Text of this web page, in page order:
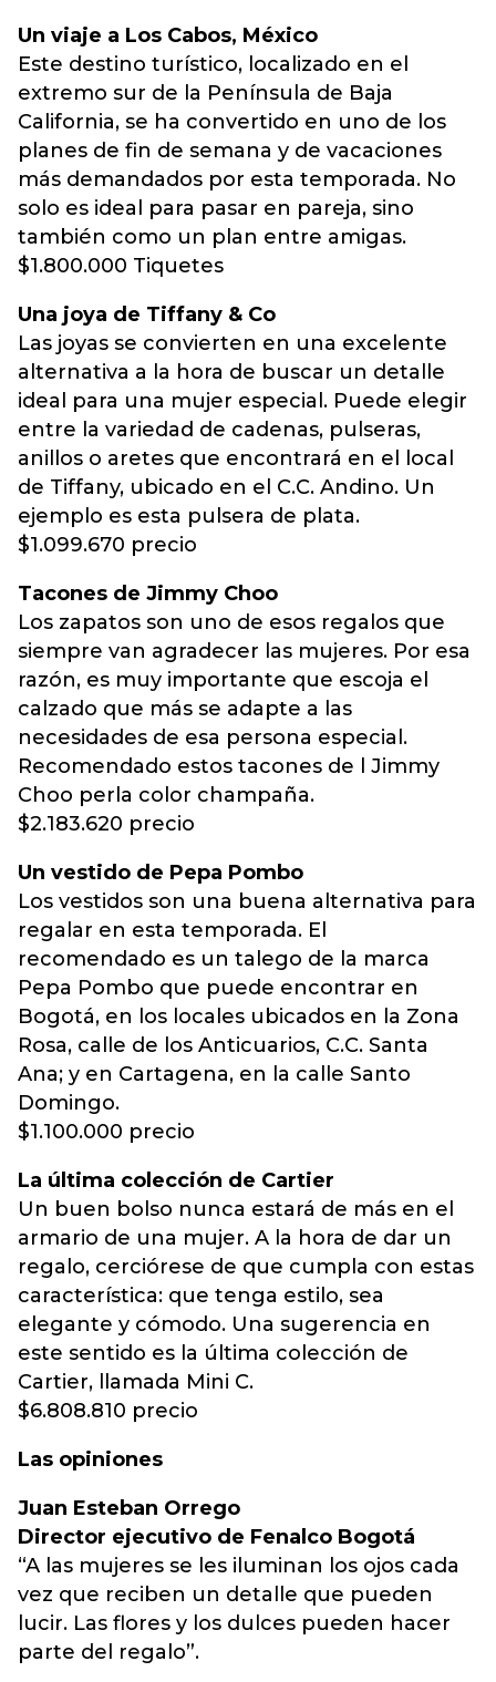
Un viaje a Los Cabos, México
Este destino turístico, localizado en el
extremo sur de la Península de Baja
California, se ha convertido en uno de los
planes de fin de semana y de vacaciones
más demandados por esta temporada. No
solo es ideal para pasar en pareja, sino
también como un plan entre amigas.
$1.800.000 Tiquetes
Una joya de Tiffany & Co
Las joyas se convierten en una excelente
alternativa a la hora de buscar un detalle
ideal para una mujer especial. Puede elegir
entre la variedad de cadenas, pulseras,
anillos o aretes que encontrará en el local
de Tiffany, ubicado en el C.C. Andino. Un
ejemplo es esta pulsera de plata.
$1.099.670 precio
Tacones de Jimmy Choo
Los zapatos son uno de esos regalos que
siempre van agradecer las mujeres. Por esa
razón, es muy importante que escoja el
calzado que más se adapte a las
necesidades de esa persona especial.
Recomendado estos tacones de l Jimmy
Choo perla color champaña.
$2.183.620 precio
Un vestido de Pepa Pombo
Los vestidos son una buena alternativa para
regalar en esta temporada. El
recomendado es un talego de la marca
Pepa Pombo que puede encontrar en
Bogotá, en los locales ubicados en la Zona
Rosa, calle de los Anticuarios, C.C. Santa
Ana; y en Cartagena, en la calle Santo
Domingo.
$1.100.000 precio
La última colección de Cartier
Un buen bolso nunca estará de más en el
armario de una mujer. A la hora de dar un
regalo, cerciórese de que cumpla con estas
característica: que tenga estilo, sea
elegante y cómodo. Una sugerencia en
este sentido es la última colección de
Cartier, llamada Mini C.
$6.808.810 precio
Las opiniones
Juan Esteban Orrego
Director ejecutivo de Fenalco Bogotá
“A las mujeres se les iluminan los ojos cada
vez que reciben un detalle que pueden
lucir. Las flores y los dulces pueden hacer
parte del regalo”.